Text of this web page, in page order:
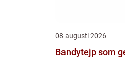
08 augusti 2026
Bandytejp som